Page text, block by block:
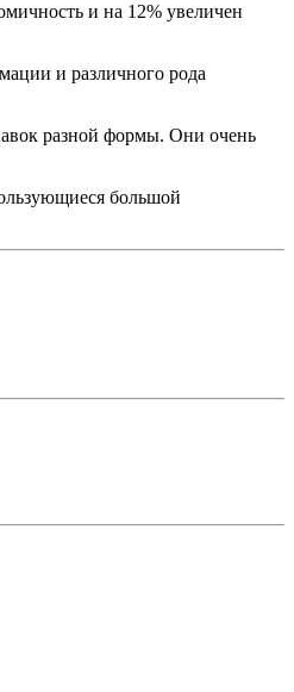
и на 12% увеличен
и различного рода
разной формы. Они очень
большой